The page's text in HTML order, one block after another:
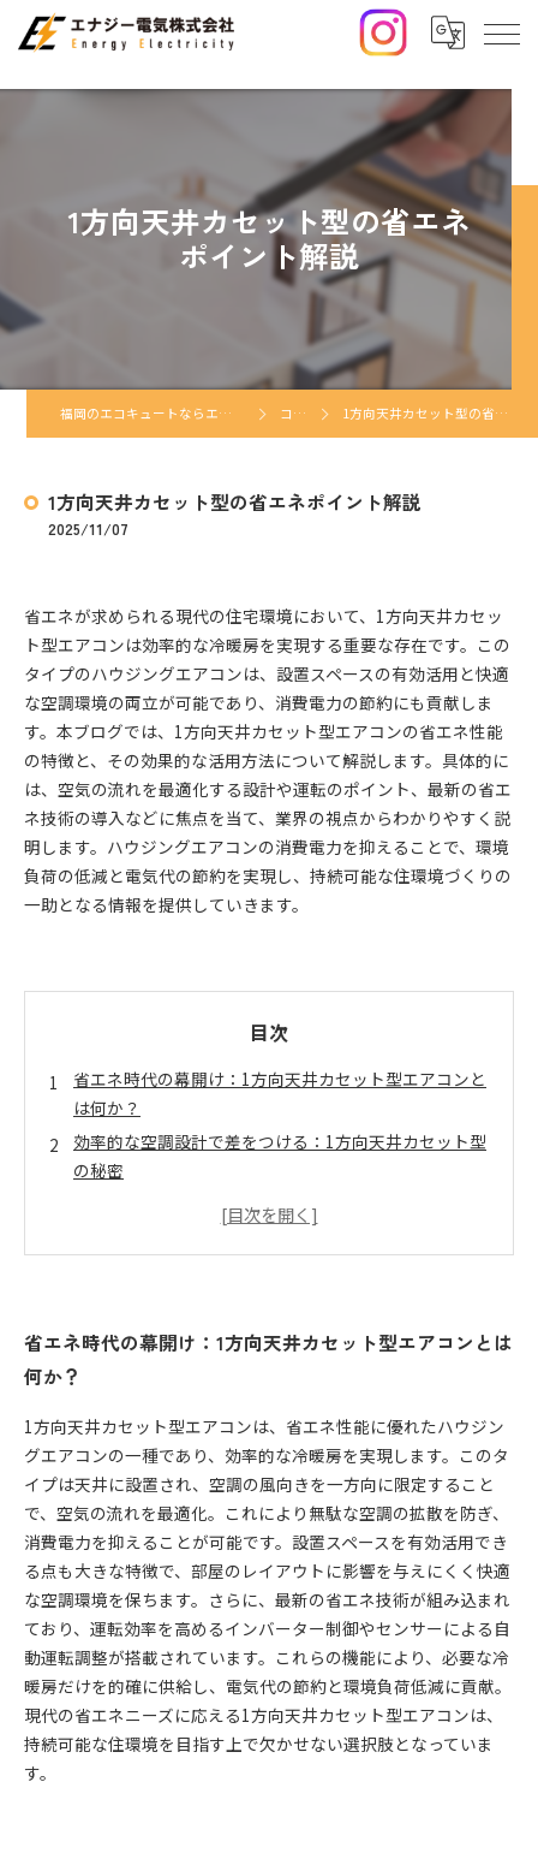
1方向天井カセット型の省エネ
ポイント解説
福岡のエコキュートならエナジー電気株式会社 コラム 1方向天井カセット型の省エネポイント解説
1方向天井カセット型の省エネポイント解説
2025/11/07
省エネが求められる現代の住宅環境において、1方向天井カセッ
ト型エアコンは効率的な冷暖房を実現する重要な存在です。この
タイプのハウジングエアコンは、設置スペースの有効活用と快適
な空調環境の両立が可能であり、消費電力の節約にも貢献しま
す。本ブログでは、1方向天井カセット型エアコンの省エネ性能
の特徴と、その効果的な活用方法について解説します。具体的に
は、空気の流れを最適化する設計や運転のポイント、最新の省エ
ネ技術の導入などに焦点を当て、業界の視点からわかりやすく説
明します。ハウジングエアコンの消費電力を抑えることで、環境
負荷の低減と電気代の節約を実現し、持続可能な住環境づくりの
一助となる情報を提供していきます。
目次
省エネ時代の幕開け：1方向天井カセット型エアコンと
は何か？
効率的な空調設計で差をつける：1方向天井カセット型
の秘密
消費電力削減のカギはここに！最新技術で省エネ効果
未来の住まいを変える：持続可能な空調環境の実現方
節約ポイント
省エネと快適さを両立するハウジングエアコンの最新
トレンド
省エネ時代の幕開け：1方向天井カセット型エアコンとは
何か？
1方向天井カセット型エアコンは、省エネ性能に優れたハウジン
グエアコンの一種であり、効率的な冷暖房を実現します。このタ
イプは天井に設置され、空調の風向きを一方向に限定すること
で、空気の流れを最適化。これにより無駄な空調の拡散を防ぎ、
消費電力を抑えることが可能です。設置スペースを有効活用でき
る点も大きな特徴で、部屋のレイアウトに影響を与えにくく快適
な空調環境を保ちます。さらに、最新の省エネ技術が組み込まれ
ており、運転効率を高めるインバーター制御やセンサーによる自
動運転調整が搭載されています。これらの機能により、必要な冷
暖房だけを的確に供給し、電気代の節約と環境負荷低減に貢献。
現代の省エネニーズに応える1方向天井カセット型エアコンは、
持続可能な住環境を目指す上で欠かせない選択肢となっていま
す。